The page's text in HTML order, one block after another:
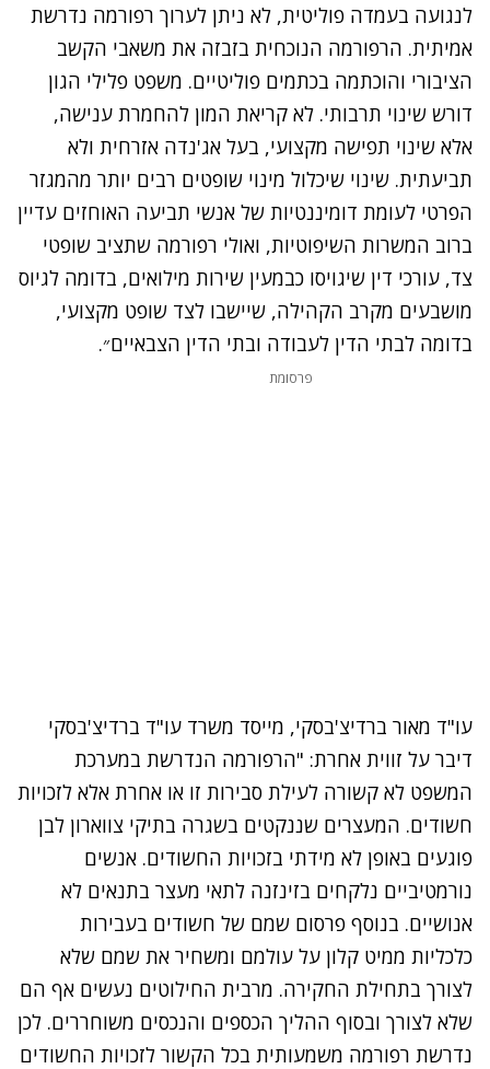
לנגועה בעמדה פוליטית, לא ניתן לערוך רפורמה נדרשת
אמיתית. הרפורמה הנוכחית בזבזה את משאבי הקשב
הציבורי והוכתמה בכתמים פוליטיים. משפט פלילי הגון
דורש שינוי תרבותי. לא קריאת המון להחמרת ענישה,
אלא שינוי תפישה מקצועי, בעל אג'נדה אזרחית ולא
תביעתית. שינוי שיכלול מינוי שופטים רבים יותר מהמגזר
הפרטי לעומת דומיננטיות של אנשי תביעה האוחזים עדיין
ברוב המשרות השיפוטיות, ואולי רפורמה שתציב שופטי
צד, עורכי דין שיגויסו כבמעין שירות מילואים, בדומה לגיוס
מושבעים מקרב הקהילה, שיישבו לצד שופט מקצועי,
בדומה לבתי הדין לעבודה ובתי הדין הצבאיים״.
פרסומת
עו"ד מאור ברדיצ'בסקי, מייסד משרד עו"ד ברדיצ'בסקי
דיבר על זווית אחרת: "הרפורמה הנדרשת במערכת
המשפט לא קשורה לעילת סבירות זו או אחרת אלא לזכויות
חשודים. המעצרים שננקטים בשגרה בתיקי צווארון לבן
פוגעים באופן לא מידתי בזכויות החשודים. אנשים
נורמטיביים נלקחים בזינזנה לתאי מעצר בתנאים לא
אנושיים. בנוסף פרסום שמם של חשודים בעבירות
כלכליות ממיט קלון על עולמם ומשחיר את שמם שלא
לצורך בתחילת החקירה. מרבית החילוטים נעשים אף הם
שלא לצורך ובסוף ההליך הכספים והנכסים משוחררים. לכן
נדרשת רפורמה משמעותית בכל הקשור לזכויות החשודים